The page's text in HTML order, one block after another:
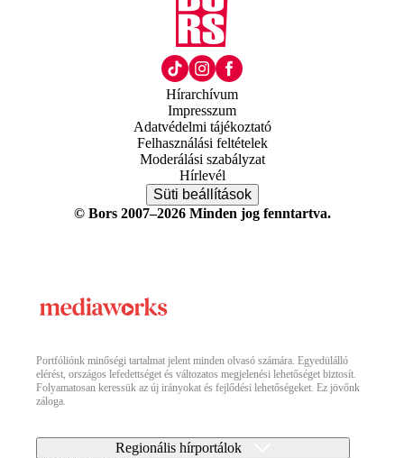
Hírarchívum
Impresszum
Adatvédelmi tájékoztató
Felhasználási feltételek
Moderálási szabályzat
Hírlevél
Süti beállítások
© Bors 2007–2026 Minden jog fenntartva.
Portfóliónk minőségi tartalmat jelent minden olvasó számára. Egyedülálló
elérést, országos lefedettséget és változatos megjelenési lehetőséget biztosít.
Folyamatosan keressük az új irányokat és fejlődési lehetőségeket. Ez jövőnk
záloga.
Regionális hírportálok